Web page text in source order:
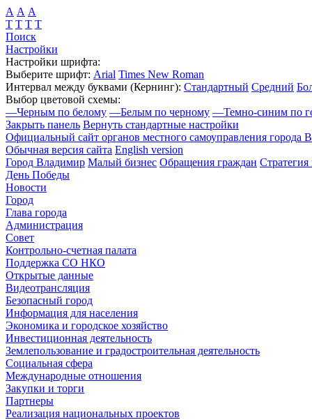
А А А
Т Т Т Т
Поиск
Настройки
Настройки шрифта:
Выберите шрифт: Arial Times New Roman
Интервал между буквами (Кернинг): Стандартный Средний
Выбор цветовой схемы:
—Черным по белому —Белым по черному —Темно-синим по
Закрыть панель Вернуть стандартные настройки
Официальный сайт органов местного самоуправления города
Обычная версия сайта English version
Город Владимир Малый бизнес Обращения граждан Стратегия
День Победы
Новости
Город
Глава города
Администрация
Совет
Контрольно-счетная палата
Поддержка СО НКО
Открытые данные
Видеотрансляция
Безопасный город
Информация для населения
Экономика и городское хозяйство
Инвестиционная деятельность
Землепользование и градостроительная деятельность
Социальная сфера
Международные отношения
Закупки и торги
Партнеры
Реализация национальных проектов